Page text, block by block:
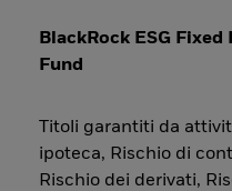
BlackRock ESG
Fund
Titoli garantiti da
ipoteca, Rischio di
Rischio dei derivati,